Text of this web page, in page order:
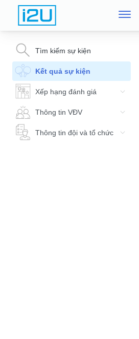
Tìm kiếm sự kiện
Kết quả sự kiện
Xếp hạng đánh giá
Thông tin VĐV
Thông tin đội và tổ chức